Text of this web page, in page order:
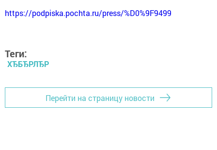
https://podpiska.pochta.ru/press/%D0%9F9499
Теги:
ХЂБЂРЛЂР
Перейти на страницу новости